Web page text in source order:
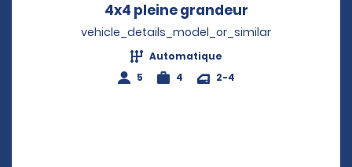
4x4 pleine grandeur
vehicle_details_model_or_similar
Automatique
5
4 2-4